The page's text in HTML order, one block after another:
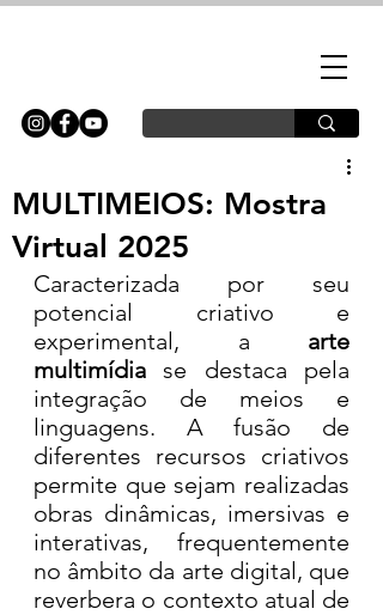
MULTIMEIOS: Mostra
Virtual 2025
Caracterizada por seu
potencial criativo e
experimental, a arte
multimídia se destaca pela
integração de meios e
linguagens. A fusão de
diferentes recursos criativos
permite que sejam realizadas
obras dinâmicas, imersivas e
interativas, frequentemente
no âmbito da arte digital, que
reverbera o contexto atual de